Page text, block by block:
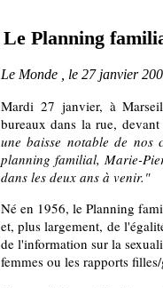
Le Planning
Le Monde , le 27 janvier
Mardi 27 janvier, à
bureaux dans la rue,
une baisse notable de nos
planning familial, Marie-
dans les deux ans à venir."
Né en 1956, le Planning
et, plus largement, de
de l'information sur la
femmes ou les rapports